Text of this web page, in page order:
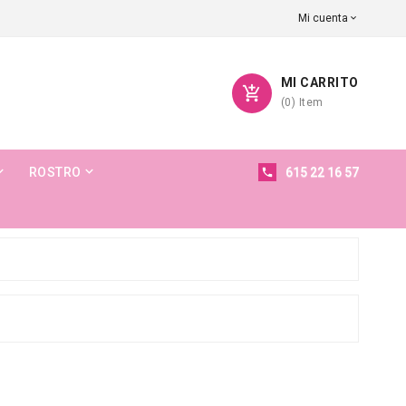
Mi cuenta 

MI CARRITO
(0) Item
ROSTRO   615 22 16 57